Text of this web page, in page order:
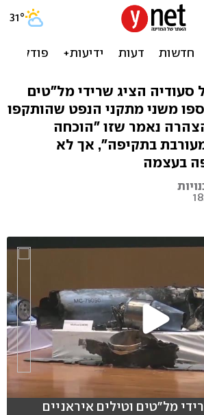
שרידי מל"טים
למעורבות
הציג שרידי מל"טים
משני מתקני הנפט שהותקפו
נאמר שזו "הוכחה
בתקיפה", אך לא
בעצמה
מל"טים וטילים איראניים